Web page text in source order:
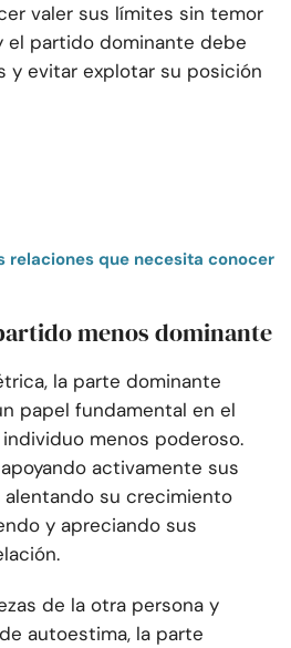
valer sus límites sin temor
el partido dominante debe
y evitar explotar su posición
relaciones que necesita conocer
menos dominante
la parte dominante
papel fundamental en el
menos poderoso.
activamente sus
su crecimiento
y apreciando sus
de la otra persona y
autoestima, la parte